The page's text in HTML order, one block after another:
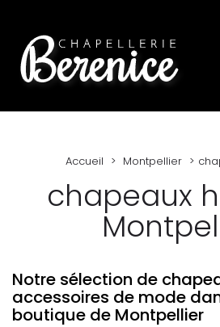
Accueil Montpellier
chapeaux
Notre sélection de
accessoires de mode
boutique de Montpellier